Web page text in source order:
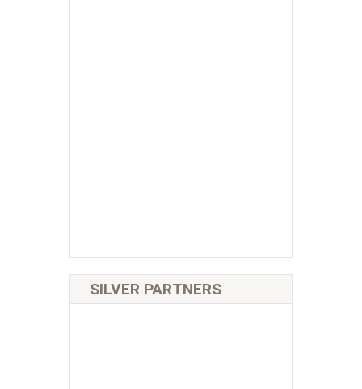
SILVER PARTNERS